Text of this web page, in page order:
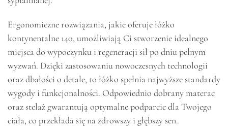
Ergonomiczne rozwiązania, jakie oferuje łóżko
kontynentalne 140, umożliwiają Ci stworzenie idealnego
miejsca do wypoczynku i regeneracji sił po dniu pełnym
wyzwań. Dzięki zastosowaniu nowoczesnych technologii
oraz dbałości o detale, to łóżko spełnia najwyższe standardy
wygody i funkcjonalności. Odpowiednio dobrany materac
oraz stelaż gwarantują optymalne podparcie dla Twojego
ciała, co przekłada się na zdrowszy i głębszy sen.